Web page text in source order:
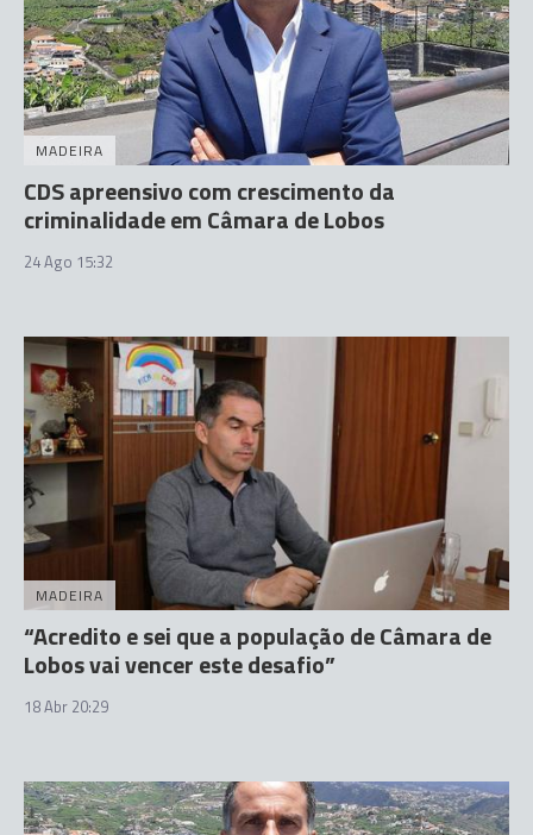
MADEIRA
CDS apreensivo com crescimento da
criminalidade em Câmara de Lobos
24 Ago 15:32
MADEIRA
“Acredito e sei que a população de Câmara de
Lobos vai vencer este desafio”
18 Abr 20:29